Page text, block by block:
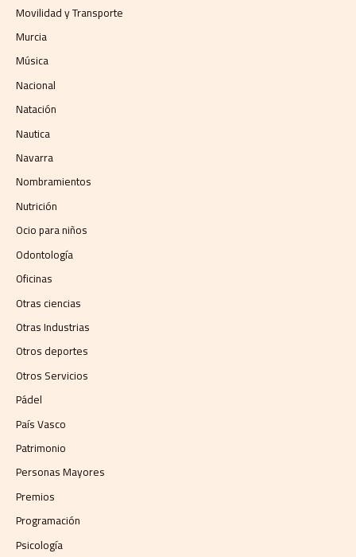
Movilidad y Transporte
Murcia
Música
Nacional
Natación
Nautica
Navarra
Nombramientos
Nutrición
Ocio para niños
Odontología
Oficinas
Otras ciencias
Otras Industrias
Otros deportes
Otros Servicios
Pádel
País Vasco
Patrimonio
Personas Mayores
Premios
Programación
Psicología